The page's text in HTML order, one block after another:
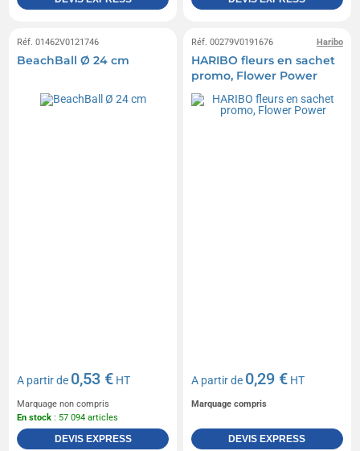
Réf. 01462V0121746
BeachBall Ø 24 cm
A partir de 0,53 € HT
Marquage non compris
En stock : 57 094 articles
DEVIS EXPRESS
Haribo
Réf. 00279V0191676
HARIBO fleurs en sachet
promo, Flower Power
A partir de 0,29 € HT
Marquage compris
DEVIS EXPRESS